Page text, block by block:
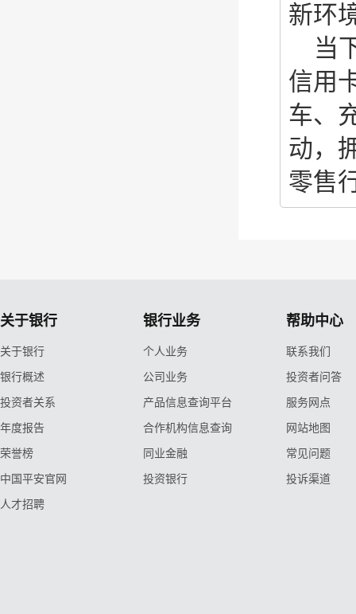
新环
当
信用
车、
动，
零售
关于银行
关于银行
银行概述
投资者关系
年度报告
荣誉榜
中国平安官网
人才招聘
银行业务
个人业务
公司业务
产品信息查询平台
合作机构信息查询
同业金融
投资银行
帮助中心
联系我们
投资者问答
服务网点
网站地图
常见问题
投诉渠道